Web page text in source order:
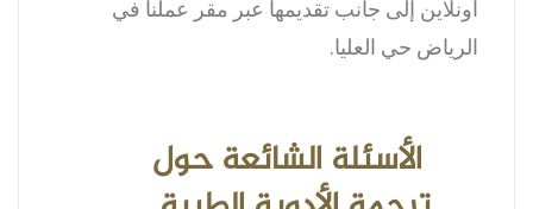
أونلاين إلى جانب تقديمها عبر مقر عملنا في
الرياض حي العليا.
الأسئلة الشائعة حول